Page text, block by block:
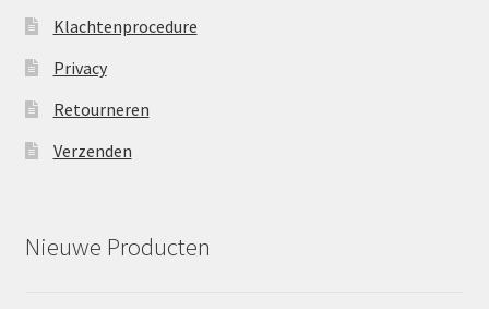
Klachtenprocedure
Privacy
Retourneren
Verzenden
Nieuwe Producten